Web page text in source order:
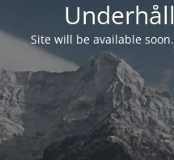
Site will be available